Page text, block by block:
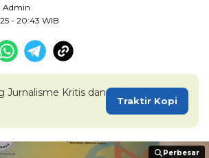
Admin
- 20:43 WIB
Jurnalisme Kritis dan
Traktir Kopi
Perbesar
Perbesar